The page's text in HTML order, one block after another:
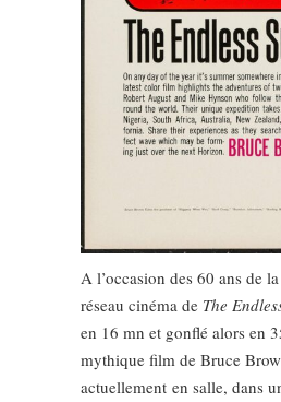
A l’occasion des 60 ans de
réseau cinéma de The
en 16 mn et gonflé alors en
mythique film de Bruce
actuellement en salle, dans